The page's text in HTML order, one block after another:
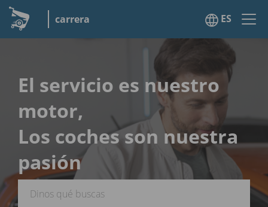
carrera ES
El servicio es nuestro
motor,
Los coches son nuestra
pasión